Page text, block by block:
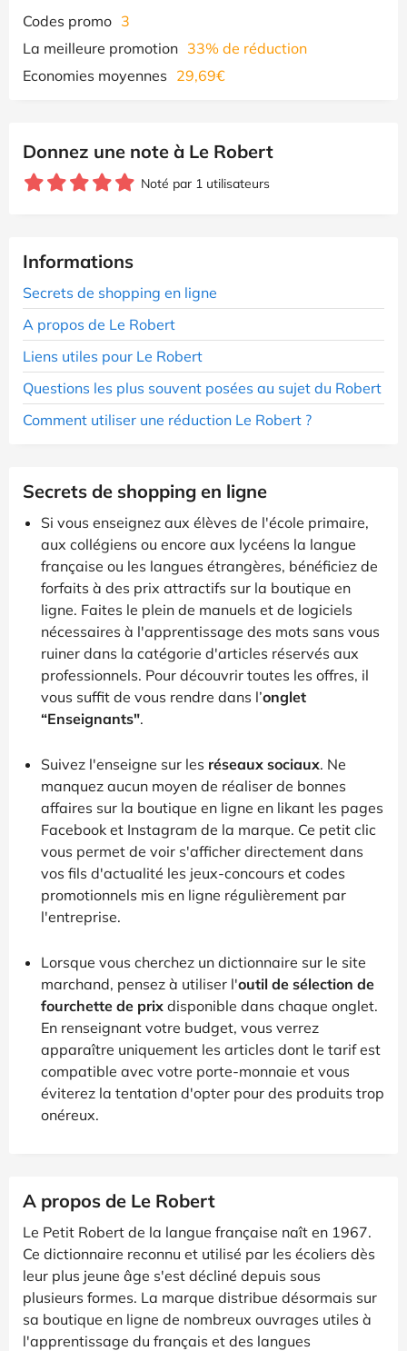
Codes promo 3
La meilleure promotion 33% de réduction
Economies moyennes 29,69€
Donnez une note à Le Robert
Noté par 1 utilisateurs
Informations
Secrets de shopping en ligne
A propos de Le Robert
Liens utiles pour Le Robert
Questions les plus souvent posées au sujet du Robert
Comment utiliser une réduction Le Robert ?
Secrets de shopping en ligne
Si vous enseignez aux élèves de l'école primaire,
aux collégiens ou encore aux lycéens la langue
française ou les langues étrangères, bénéficiez de
forfaits à des prix attractifs sur la boutique en
ligne. Faites le plein de manuels et de logiciels
nécessaires à l'apprentissage des mots sans vous
ruiner dans la catégorie d'articles réservés aux
professionnels. Pour découvrir toutes les offres, il
vous suffit de vous rendre dans l’onglet
“Enseignants".
Suivez l'enseigne sur les réseaux sociaux. Ne
manquez aucun moyen de réaliser de bonnes
affaires sur la boutique en ligne en likant les pages
Facebook et Instagram de la marque. Ce petit clic
vous permet de voir s'afficher directement dans
vos fils d'actualité les jeux-concours et codes
promotionnels mis en ligne régulièrement par
l'entreprise.
Lorsque vous cherchez un dictionnaire sur le site
marchand, pensez à utiliser l'outil de sélection de
fourchette de prix disponible dans chaque onglet.
En renseignant votre budget, vous verrez
apparaître uniquement les articles dont le tarif est
compatible avec votre porte-monnaie et vous
éviterez la tentation d'opter pour des produits trop
onéreux.
A propos de Le Robert
Le Petit Robert de la langue française naît en 1967.
Ce dictionnaire reconnu et utilisé par les écoliers dès
leur plus jeune âge s'est décliné depuis sous
plusieurs formes. La marque distribue désormais sur
sa boutique en ligne de nombreux ouvrages utiles à
l'apprentissage du français et des langues